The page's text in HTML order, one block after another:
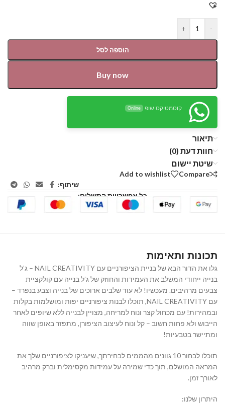
-
+
הוספה לסל
Buy now
קוסמטיקס שופ Online
תיאור
חוות דעת (0)
שיטת יישום
Compare
Add to wishlist
שיתוף:
כל אפשרויות התשלום:
תכונות ותאימות
גלו את הדור הבא של בניית הציפורניים עם NAIL CREATIVITY – ג’ל
בנייה ייחודי המשלב את העמידות והחוזק של ג’ל בנייה עם קולקציית
צבעים מרהיבים. מעכשיו! לא עוד שלבים ארוכים של בנייה וצבע בנפרד –
עם NAIL CREATIVITY, תוכלו לבנות ציפורניים יפות ומושלמות בקלות
ובמהירות! עם מכחול קצר ונוח למריחה, מצויין לבנייה ללא שיופים לאחר
הייבוש ולא פחות חשוב – קל ונוח לעיצוב הציפורן, מתפזר באופן שווה
ומתיישר בטבעיות!
תוכלו לבחור 10 גוונים מהממים לבחירתך, שיעניקו לציפורניים שלך את
המראה המושלם, תוך כדי שמירה על עמידות מקסימלית וברק מרהיב
לאורך זמן.
היתרון שלנו: